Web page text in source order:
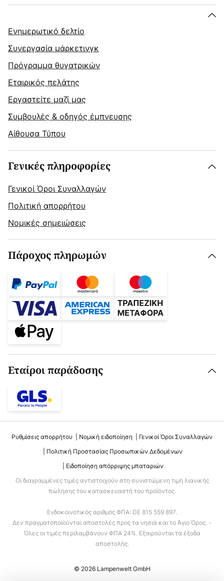
Ενημερωτικό δελτίο
Συνεργασία μάρκετινγκ
Πρόγραμμα θυγατρικών
Εταιρικός πελάτης
Εργαστείτε μαζί μας
Συμβουλές & οδηγός έμπνευσης
Αίθουσα Τύπου
Γενικές πληροφορίες
Γενικοί Όροι Συναλλαγών
Πολιτική απορρήτου
Νομικές σημειώσεις
Πάροχος πληρωμών
Εταίροι παράδοσης
Ρυθμίσεις απορρήτου Νομική ειδοποίηση
Γενικοί Όροι Συναλλαγών
Πολιτική Προστασίας Προσωπικών Δεδομένων
Ειδοποίηση απόρριψης μπαταριών
Οι διαγραμμένες τιμές αντιστοιχούν στη συνιστώμενη τιμή λιανικής
πώλησης του κατασκευαστή του προϊόντος.
Ενδοκοινοτικός αριθμός ΦΠΑ: DE 815 559 897.
Δεν πραγματοποιούνται αποστολές προς τα νησιά και το Άγιο Όρος. -
Όλες οι τιμές περιλαμβάνουν ΦΠΑ 24%. Εξαιρούνται τα έξοδα
αποστολής.
© 2026 Lampenwelt GmbH